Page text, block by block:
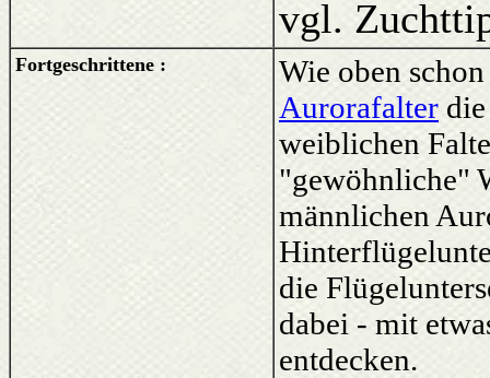
vgl.
Fortgeschrittene :
Wie oben
Aurorafalter
weiblichen
"gewöhnliche"
männlichen
die
dabei - mit
entdecken.